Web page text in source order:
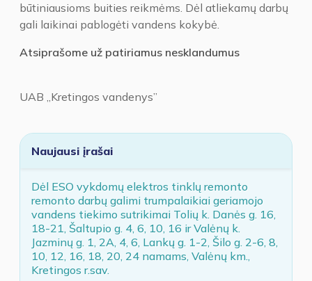
būtiniausioms buities reikmėms. Dėl atliekamų darbų
gali laikinai pablogėti vandens kokybė.
Atsiprašome už patiriamus nesklandumus
UAB „Kretingos vandenys”
Naujausi įrašai
Dėl ESO vykdomų elektros tinklų remonto
remonto darbų galimi trumpalaikiai geriamojo
vandens tiekimo sutrikimai Tolių k. Danės g. 16,
18-21, Šaltupio g. 4, 6, 10, 16 ir Valėnų k.
Jazminų g. 1, 2A, 4, 6, Lankų g. 1-2, Šilo g. 2-6, 8,
10, 12, 16, 18, 20, 24 namams, Valėnų km.,
Kretingos r.sav.